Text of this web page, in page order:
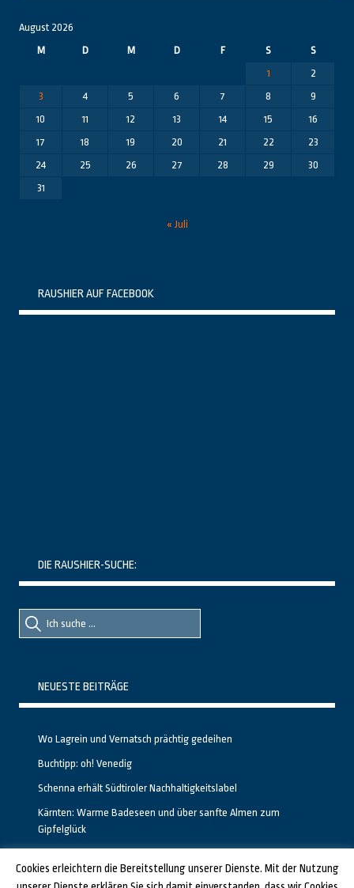
August 2026
M
D M D F S
S
1
2
3
4 5 6 7 8
9
10
11 12 13 14 15
16
17
18 19 20 21 22
23
24
25 26 27 28 29
30
31
« Juli
RAUSHIER AUF FACEBOOK
DIE RAUSHIER-SUCHE:
Suche
nach::
Suche
nach:
NEUESTE BEITRÄGE
Wo Lagrein und Vernatsch prächtig gedeihen
Buchtipp: oh! Venedig
Schenna erhält Südtiroler Nachhaltigkeitslabel
Kärnten: Warme Badeseen und über sanfte Almen zum
Gipfelglück
Cookies erleichtern die Bereitstellung unserer Dienste. Mit der Nutzung